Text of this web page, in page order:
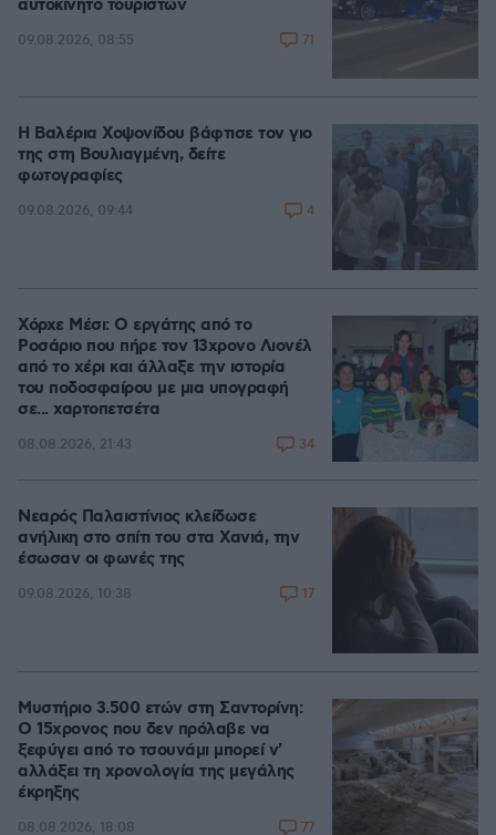
αυτοκίνητο τουριστών
09.08.2026, 08:55 71
Η Βαλέρια Χοψονίδου βάφτισε τον γιο
της στη Βουλιαγμένη, δείτε
φωτογραφίες
09.08.2026, 09:44 4
Χόρχε Μέσι: Ο εργάτης από το
Ροσάριο που πήρε τον 13χρονο Λιονέλ
από το χέρι και άλλαξε την ιστορία
του ποδοσφαίρου με μια υπογραφή
σε... χαρτοπετσέτα
08.08.2026, 21:43 34
Νεαρός Παλαιστίνιος κλείδωσε
ανήλικη στο σπίτι του στα Χανιά, την
έσωσαν οι φωνές της
09.08.2026, 10:38 17
Μυστήριο 3.500 ετών στη Σαντορίνη:
Ο 15χρονος που δεν πρόλαβε να
ξεφύγει από το τσουνάμι μπορεί ν'
αλλάξει τη χρονολογία της μεγάλης
έκρηξης
08.08.2026, 18:08 77